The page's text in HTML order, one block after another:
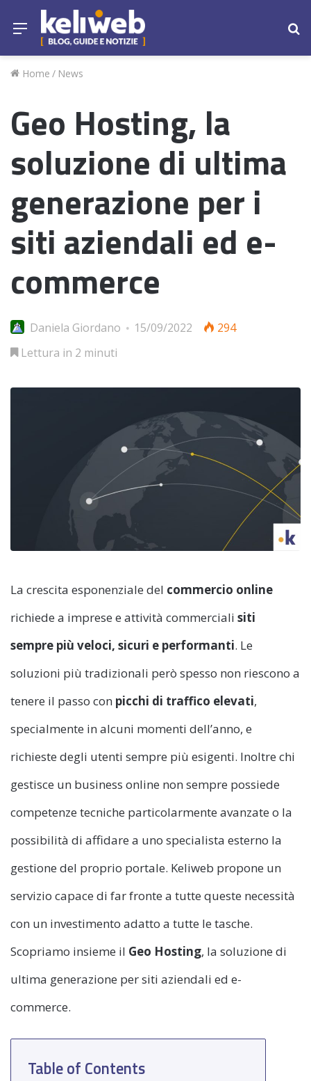
Menu
Home / News
Geo Hosting, la
soluzione di ultima
generazione per i
siti aziendali ed e-
commerce
Daniela Giordano 15/09/2022
294
Lettura in 2 minuti
La crescita esponenziale del commercio online
richiede a imprese e attività commerciali siti
sempre più veloci, sicuri e performanti. Le
soluzioni più tradizionali però spesso non riescono a
tenere il passo con picchi di traffico elevati,
specialmente in alcuni momenti dell’anno, e
richieste degli utenti sempre più esigenti. Inoltre chi
gestisce un business online non sempre possiede
competenze tecniche particolarmente avanzate o la
possibilità di affidare a uno specialista esterno la
gestione del proprio portale. Keliweb propone un
servizio capace di far fronte a tutte queste necessità
con un investimento adatto a tutte le tasche.
Scopriamo insieme il Geo Hosting, la soluzione di
ultima generazione per siti aziendali ed e-
commerce.
Table of Contents